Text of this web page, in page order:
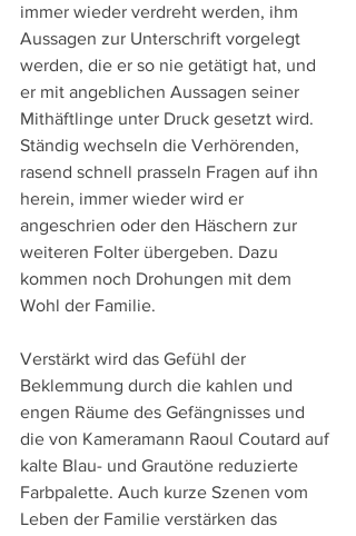
immer wieder verdreht werden, ihm
Aussagen zur Unterschrift vorgelegt
werden, die er so nie getätigt hat, und
er mit angeblichen Aussagen seiner
Mithäftlinge unter Druck gesetzt wird.
Ständig wechseln die Verhörenden,
rasend schnell prasseln Fragen auf ihn
herein, immer wieder wird er
angeschrien oder den Häschern zur
weiteren Folter übergeben. Dazu
kommen noch Drohungen mit dem
Wohl der Familie.
Verstärkt wird das Gefühl der
Beklemmung durch die kahlen und
engen Räume des Gefängnisses und
die von Kameramann Raoul Coutard auf
kalte Blau- und Grautöne reduzierte
Farbpalette. Auch kurze Szenen vom
Leben der Familie verstärken das